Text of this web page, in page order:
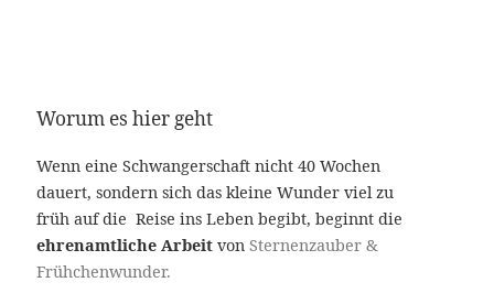
Worum es hier geht
Wenn eine Schwangerschaft nicht 40 Wochen
dauert, sondern sich das kleine Wunder viel zu
früh auf die Reise ins Leben begibt, beginnt die
ehrenamtliche Arbeit von Sternenzauber &
Frühchenwunder.